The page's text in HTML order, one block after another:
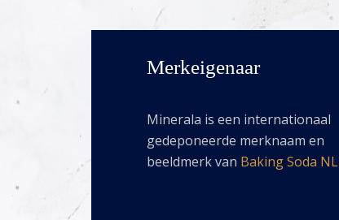
Merkeigenaar
Minerala is een internationaal
gedeponeerde merknaam en
beeldmerk van Baking Soda NL